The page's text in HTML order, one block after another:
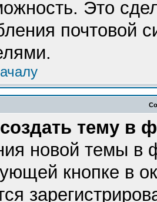
Это
почтовой
тему в
новой темы в
кнопке в